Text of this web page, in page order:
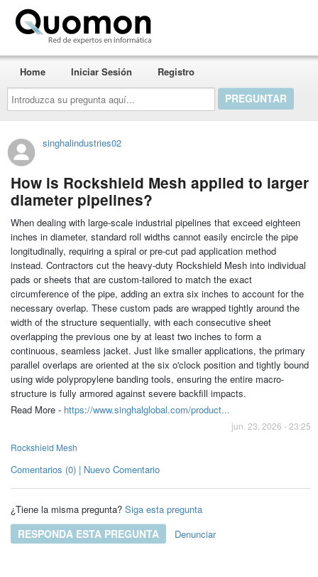
Introduzca
su
pregunta
aquí...
Home Iniciar Sesión Registro
singhalindustries02
How is Rockshield Mesh applied to larger
diameter pipelines?
When dealing with large-scale industrial pipelines that exceed eighteen
inches in diameter, standard roll widths cannot easily encircle the pipe
longitudinally, requiring a spiral or pre-cut pad application method
instead. Contractors cut the heavy-duty Rockshield Mesh into individual
pads or sheets that are custom-tailored to match the exact
circumference of the pipe, adding an extra six inches to account for the
necessary overlap. These custom pads are wrapped tightly around the
width of the structure sequentially, with each consecutive sheet
overlapping the previous one by at least two inches to form a
continuous, seamless jacket. Just like smaller applications, the primary
parallel overlaps are oriented at the six o'clock position and tightly bound
using wide polypropylene banding tools, ensuring the entire macro-
structure is fully armored against severe backfill impacts.
Read More - https://www.singhalglobal.com/product...
jun. 23, 2026 - 23:25
Rockshield Mesh
Comentarios (0) | Nuevo Comentario
¿Tiene la misma pregunta? Siga esta pregunta
RESPONDA ESTA PREGUNTA Denunciar